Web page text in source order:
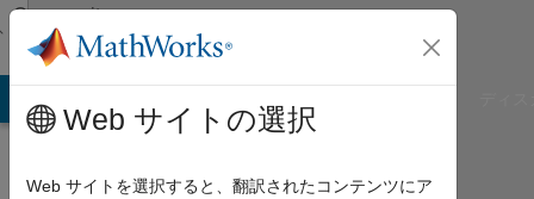
コンテンツへスキップ
Community
Profile
Web サイトの選択
Web サイトを選択すると、翻訳されたコンテンツにア